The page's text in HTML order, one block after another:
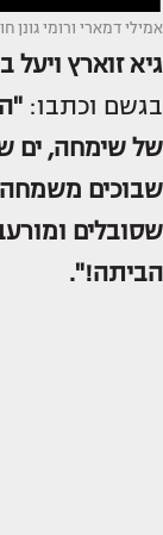
אמילי דמארי ורומי
גיא זוארץ ויעל
בגשם וכתבו:
של שימחה, ים
שבוכים
שסובלים
הביתה!".